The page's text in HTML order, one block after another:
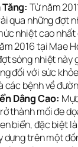
Từ năm
qua những đợt
nhiệt cao
2016 tại Mae
sóng nhiệt này
đối với sức
các bệnh về
Dâng Cao:
thành mối đe
biển, đặc biệt
dựng trên một